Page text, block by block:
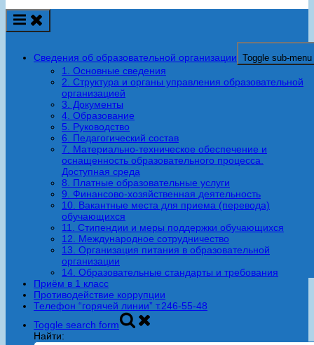
Сведения об образовательной организации Toggle sub-menu
1. Основные сведения
2. Структура и органы управления образовательной
организацией
3. Документы
4. Образование
5. Руководство
6. Педагогический состав
7. Материально-техническое обеспечение и
оснащенность образовательного процесса.
Доступная среда
8. Платные образовательные услуги
9. Финансово-хозяйственная деятельность
10. Вакантные места для приема (перевода)
обучающихся
11. Стипендии и меры поддержки обучающихся
12. Международное сотрудничество
13. Организация питания в образовательной
организации
14. Образовательные стандарты и требования
Приём в 1 класс
Противодействие коррупции
Телефон “горячей линии” т.246-55-48
Toggle search form
Найти: